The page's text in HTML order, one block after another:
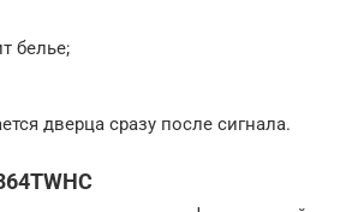
белье;
дверца сразу после сигнала.